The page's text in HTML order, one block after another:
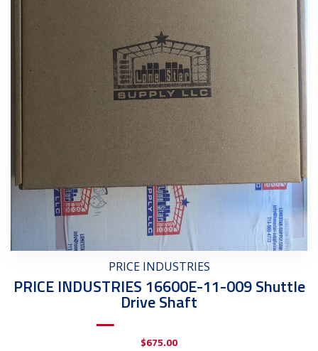
PRICE INDUSTRIES
PRICE INDUSTRIES 16600E-11-009 Shuttle
Drive Shaft
$675.00